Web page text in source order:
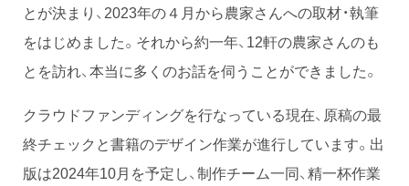
とが決まり、2023年の４月から農家さんへの取材・執筆
をはじめました。それから約一年、12軒の農家さんのも
とを訪れ、本当に多くのお話を伺うことができました。
クラウドファンディングを行なっている現在、原稿の最
終チェックと書籍のデザイン作業が進行しています。出
版は2024年10月を予定し、制作チーム一同、精一杯作業